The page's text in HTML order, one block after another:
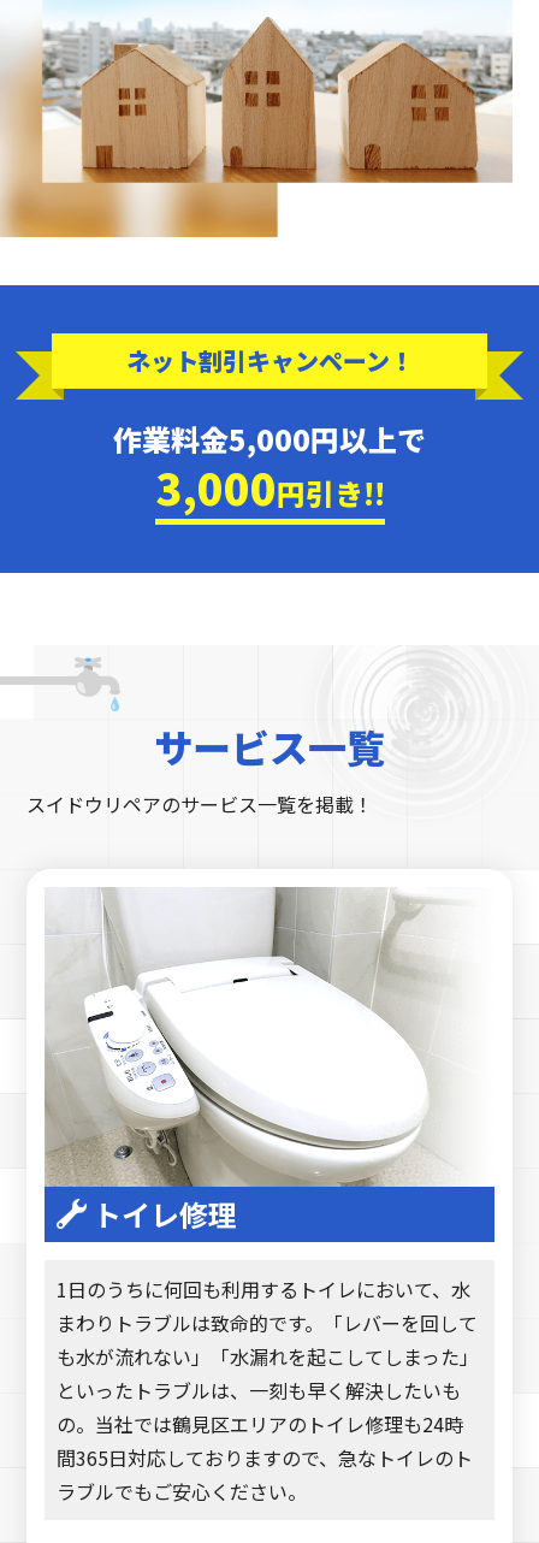
ネット割引キャンペーン！
作業料金5,000円以上で
3,000円引き!!
サービス一覧
スイドウリペアのサービス一覧を掲載！
トイレ修理
1日のうちに何回も利用するトイレにおいて、水
まわりトラブルは致命的です。「レバーを回して
も水が流れない」「水漏れを起こしてしまった」
といったトラブルは、一刻も早く解決したいも
の。当社では鶴見区エリアのトイレ修理も24時
間365日対応しておりますので、急なトイレのト
ラブルでもご安心ください。